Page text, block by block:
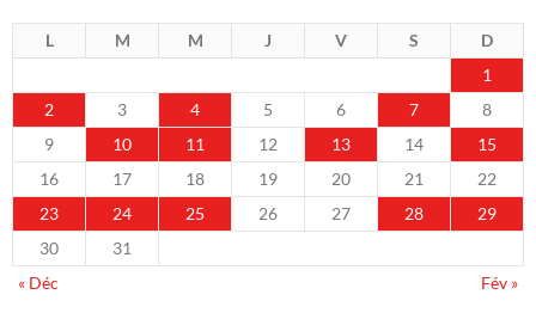
L M M J V S
D
1
2
3 4 5 6 7
8
9
10 11 12 13 14
15
16
17 18 19 20 21
22
23
24 25 26 27 28
29
30
31
« Déc
Fév »